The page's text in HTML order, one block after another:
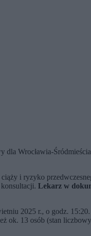
dla Wrocławia-
i ryzyko
Lekarz w
2025 r., o godz. 15:20.
ok. 13 osób (stan